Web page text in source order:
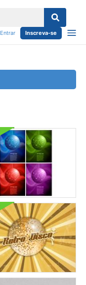
Entrar Inscreva-se